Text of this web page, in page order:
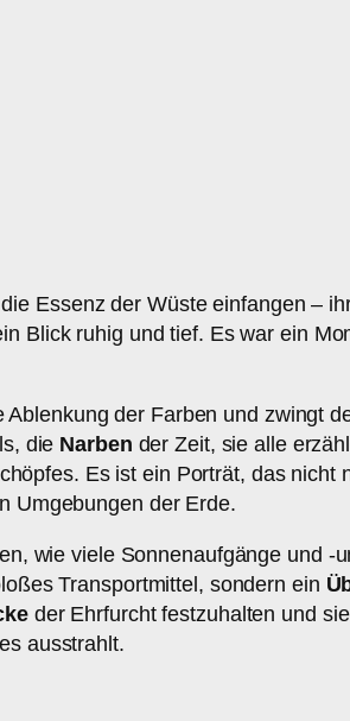
Essenz der Wüste einfangen –
Blick ruhig und tief. Es war ein
der Farben und zwingt
die Narben der Zeit, sie alle
Es ist ein Porträt, das nicht
Umgebungen der Erde.
wie viele Sonnenaufgänge und -
Transportmittel, sondern ein
der Ehrfurcht festzuhalten und
ausstrahlt.